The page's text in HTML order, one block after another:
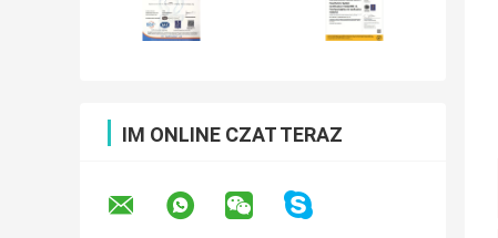
IM ONLINE CZAT TERAZ